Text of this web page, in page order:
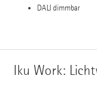
DALI dimmbar
Iku Work: